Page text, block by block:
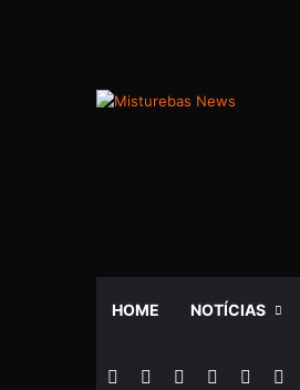
HOME NOTÍCIAS
Facebook YouTubeInstagram